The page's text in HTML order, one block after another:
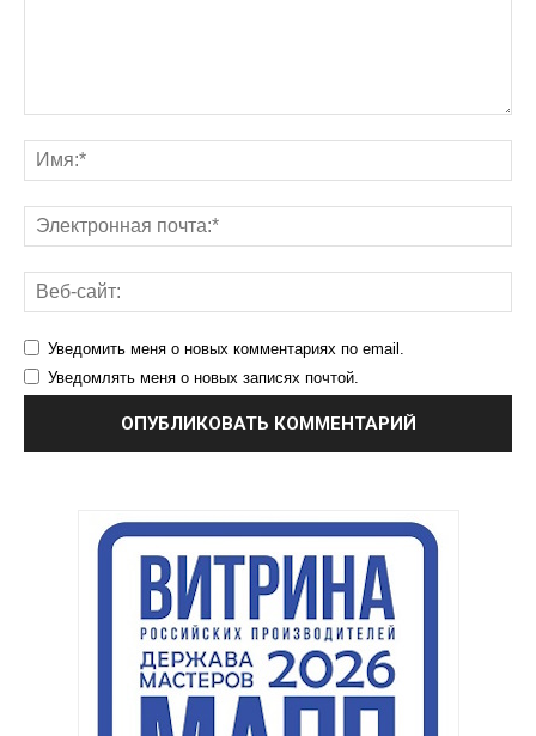
Уведомить меня о новых комментариях по email.
Уведомлять меня о новых записях почтой.